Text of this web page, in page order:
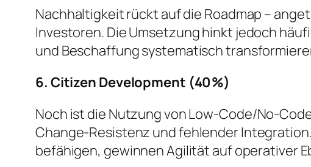
Nachhaltigkeit rückt auf die Roadmap –
Investoren. Die Umsetzung hinkt jedoch
und Beschaffung systematisch
6. Citizen Development (40 %)
Noch ist die Nutzung von Low-Code/No-
Change-Resistenz und fehlender
befähigen, gewinnen Agilität auf operativer